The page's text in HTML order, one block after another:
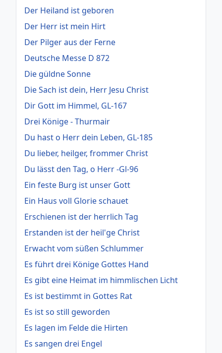
Der Heiland ist geboren
Der Herr ist mein Hirt
Der Pilger aus der Ferne
Deutsche Messe D 872
Die güldne Sonne
Die Sach ist dein, Herr Jesu Christ
Dir Gott im Himmel, GL-167
Drei Könige - Thurmair
Du hast o Herr dein Leben, GL-185
Du lieber, heilger, frommer Christ
Du lässt den Tag, o Herr -Gl-96
Ein feste Burg ist unser Gott
Ein Haus voll Glorie schauet
Erschienen ist der herrlich Tag
Erstanden ist der heil'ge Christ
Erwacht vom süßen Schlummer
Es führt drei Könige Gottes Hand
Es gibt eine Heimat im himmlischen Licht
Es ist bestimmt in Gottes Rat
Es ist so still geworden
Es lagen im Felde die Hirten
Es sangen drei Engel